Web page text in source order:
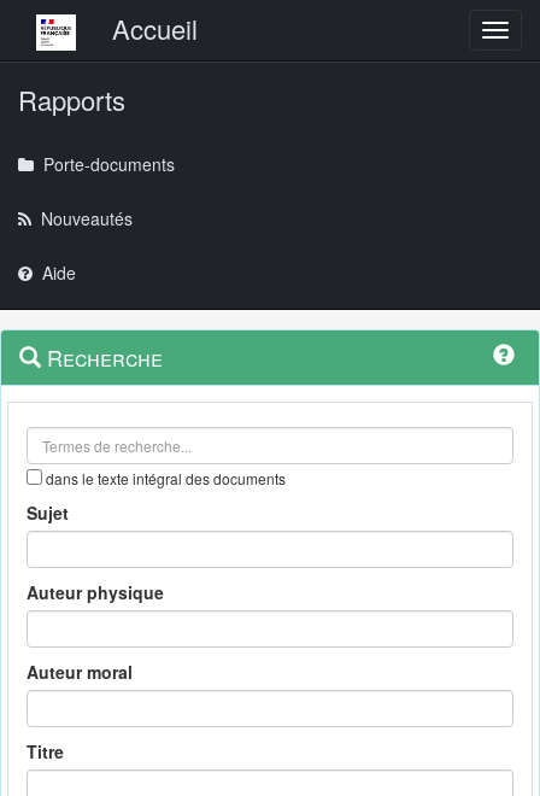
Menu principalAccueil
Rapports
Porte-documents
Nouveautés
Aide
Navigation
outils
Menu
contextuel
Recherche
dans le texte intégral des documents
Sujet
Auteur physique
Auteur moral
Titre